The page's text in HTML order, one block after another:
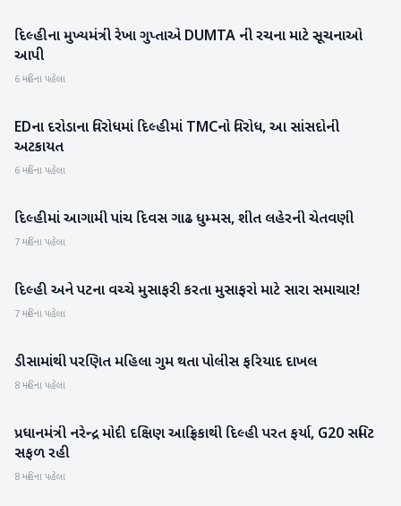
રાષ્ટ્રીય
દિલ્હીના મુખ્યમંત્રી રેખા ગુપ્તાએ DUMTA ની રચના માટે સૂચનાઓ
આપી
6 મહિના પહેલા
રાષ્ટ્રીય
EDના દરોડાના વિરોધમાં દિલ્હીમાં TMCનો વિરોધ, આ સાંસદોની
અટકાયત
6 મહિના પહેલા
રાષ્ટ્રીય
દિલ્હીમાં આગામી પાંચ દિવસ ગાઢ ધુમ્મસ, શીત લહેરની ચેતવણી
7 મહિના પહેલા
રાષ્ટ્રીય
દિલ્હી અને પટના વચ્ચે મુસાફરી કરતા મુસાફરો માટે સારા સમાચાર!
7 મહિના પહેલા
બનાસકાંઠા
ડીસામાંથી પરણિત મહિલા ગુમ થતા પોલીસ ફરિયાદ દાખલ
8 મહિના પહેલા
રાષ્ટ્રીય
પ્રધાનમંત્રી નરેન્દ્ર મોદી દક્ષિણ આફ્રિકાથી દિલ્હી પરત ફર્યા, G20 સમિટ
સફળ રહી
8 મહિના પહેલા